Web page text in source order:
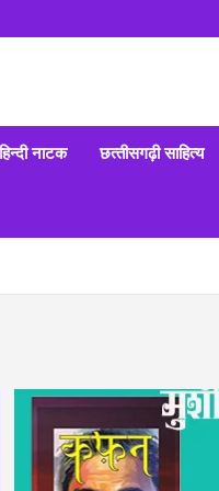
हिन्‍दी नाटक छत्‍तीसगढ़ी साहित्‍य